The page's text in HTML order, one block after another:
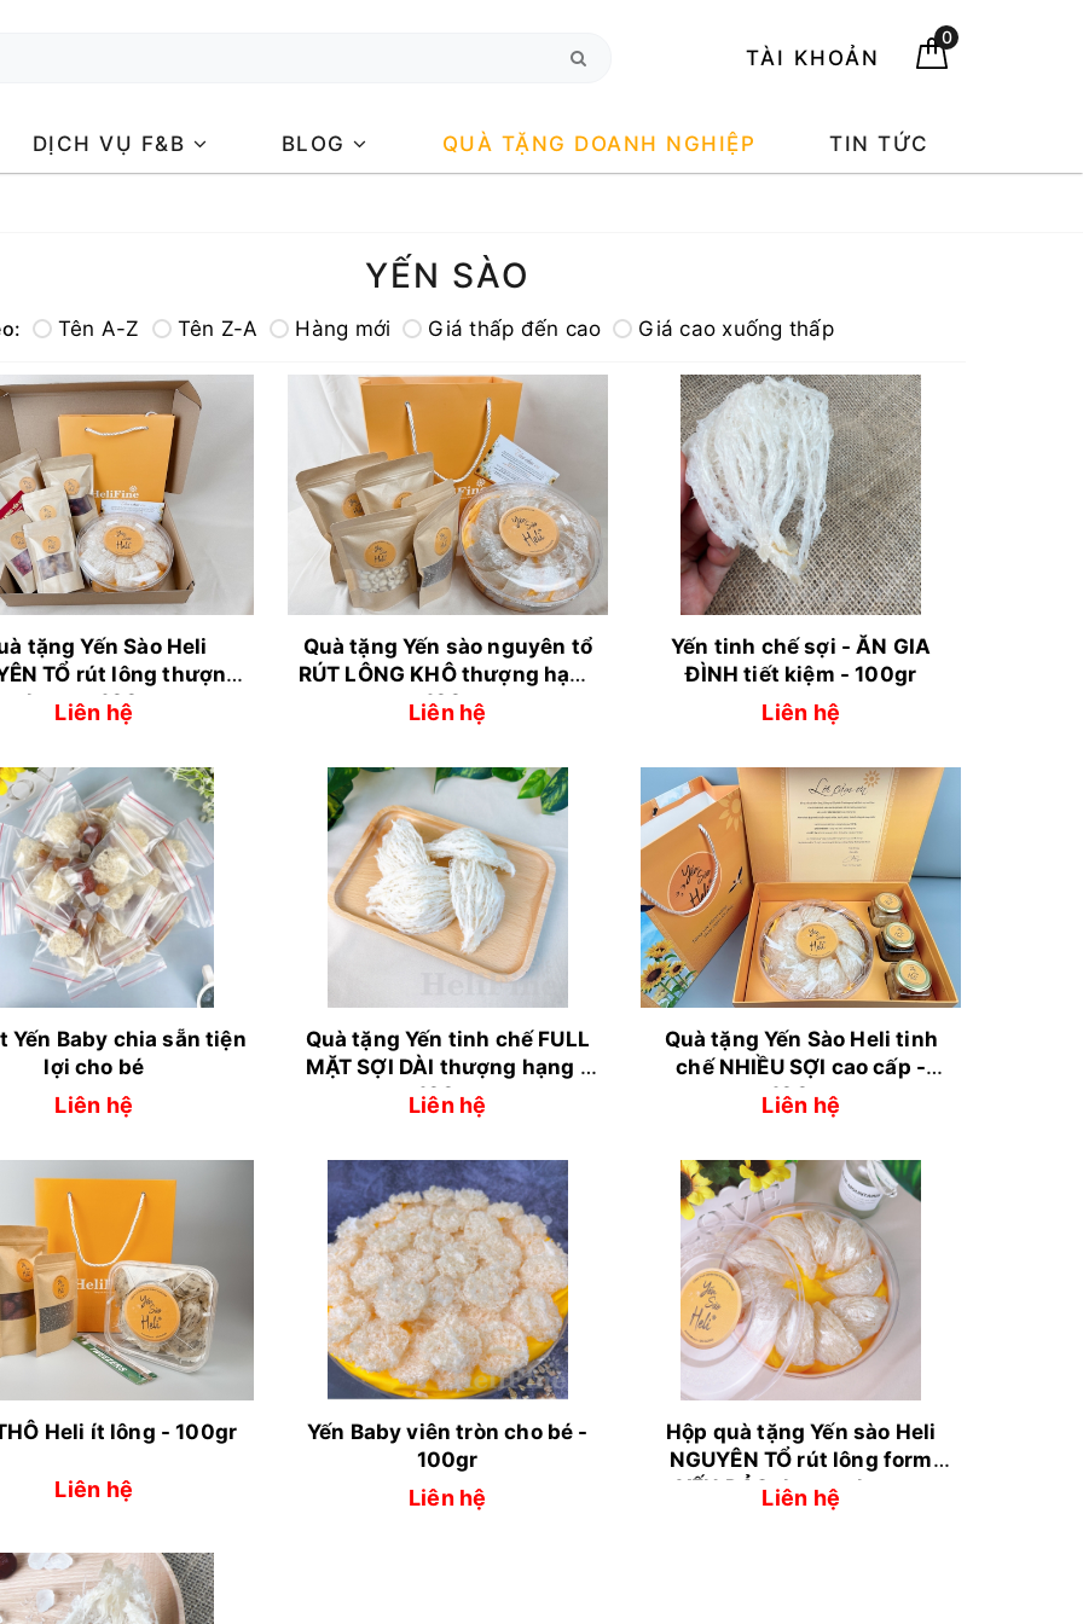
TÀI KHOẢN
0
DỊCH VỤ F&B BLOG QUÀ TẶNG DOANH NGHIỆP TIN TỨC
YẾN SÀO
Tên A-Z Tên Z-A Hàng mới Giá thấp đến cao Giá cao xuống thấp
tặng Yến Sào Heli
TỔ rút lông thượng
hạng - 100gr
Liên hệ
Quà tặng Yến sào nguyên tổ
RÚT LÔNG KHÔ thượng hạng
- 100gr
Liên hệ
Yến tinh chế sợi - ĂN GIA
ĐÌNH tiết kiệm - 100gr
Liên hệ
Yến Baby chia sẵn tiện
lợi cho bé
Liên hệ
Quà tặng Yến tinh chế FULL
MẶT SỢI DÀI thượng hạng -
100gr
Liên hệ
Quà tặng Yến Sào Heli tinh
chế NHIỀU SỢI cao cấp -
100gr
Liên hệ
Heli ít lông - 100gr
Liên hệ
Yến Baby viên tròn cho bé -
100gr
Liên hệ
Hộp quà tặng Yến sào Heli
NGUYÊN TỔ rút lông form
YẾN ĐẢO thượng hạng -
100gr
Liên hệ